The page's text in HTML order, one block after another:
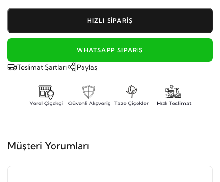
HIZLI SIPARIŞ
WHATSAPP SIPARIŞ
Teslimat Şartları Paylaş
Müşteri Yorumları